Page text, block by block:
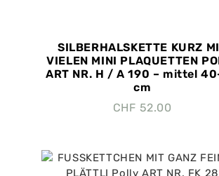
SILBERHALSKETTE KURZ
VIELEN MINI PLAQUETTEN
ART NR. H / A 190 – mittel
cm
CHF 52.00